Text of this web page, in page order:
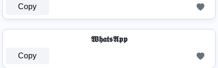
Copy
𝖂𝖍𝖆𝖙𝖘𝕬𝖕𝖕
Copy